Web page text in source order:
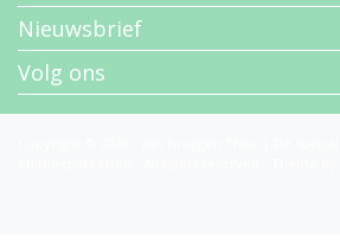
Nieuwsbrief
Volg ons